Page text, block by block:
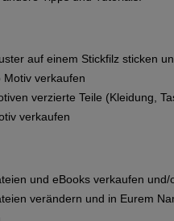
auf einem Stickfilz sticken
verkaufen
verzierte Teile (Kleidung,
verkaufen
und eBooks verkaufen
verändern und in Eurem